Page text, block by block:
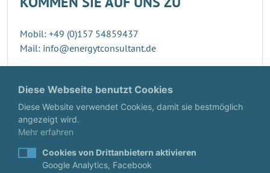
Mobil: +49 (0)157 54859437
Mail: info@energytconsultant.de
Diese Webseite benutzt Cookies
Diese Website verwendet Cookies, damit sie bestmöglich
angezeigt wird.
Mehr erfahren
Cookies von Drittanbietern aktivieren
Google Analytics, Facebook